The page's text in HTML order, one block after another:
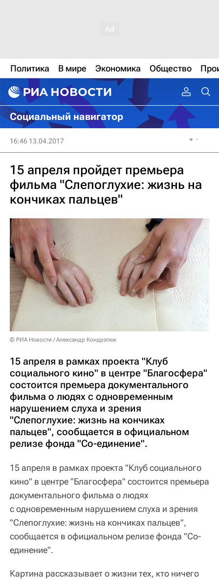
Политика В мире Экономика Общество
Социальный навигатор
16:46 13.04.2017
15 апреля пройдет премьера
фильма "Слепоглухие: жизнь на
кончиках пальцев"
© РИА Новости / Александр Кондратюк
15 апреля в рамках проекта "Клуб
социального кино" в центре "Благосфера"
состоится премьера документального
фильма о людях с одновременным
нарушением слуха и зрения
"Слепоглухие: жизнь на кончиках
пальцев", сообщается в официальном
релизе фонда "Со-единение".
15 апреля в рамках проекта "Клуб социального
кино" в центре "Благосфера" состоится премьера
документального фильма о людях
с одновременным нарушением слуха и зрения
"Слепоглухие: жизнь на кончиках пальцев",
сообщается в официальном релизе фонда "Со-
единение".
Картина рассказывает о жизни тех, кто ничего